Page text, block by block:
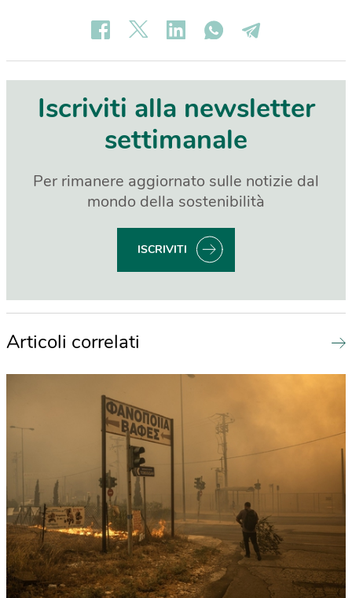
Iscriviti alla newsletter
settimanale
Per rimanere aggiornato sulle notizie dal
mondo della sostenibilità
ISCRIVITI
Articoli correlati